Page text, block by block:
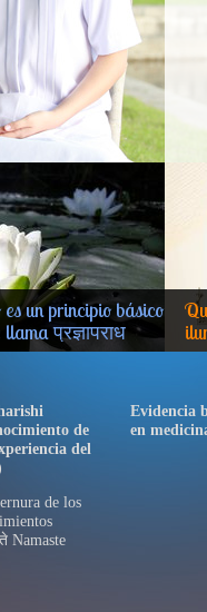
un principio básico
प्रज्ञापराध
(o
de
del
de los
Namaste
Evidencia
en